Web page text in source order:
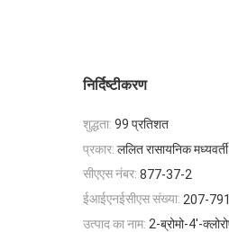
निर्दिष्टीकरण
शुद्धता: 99 प्रतिशत
प्रकार: ललित रासायनिक मध्यवर्ती
सीएएस नंबर: 877-37-2
ईआईएनईसीएस संख्या: 207-
उत्पाद का नाम: 2-ब्रोमो-4'-